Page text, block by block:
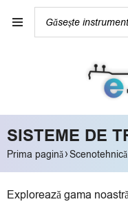
SISTEME DE
Prima pagină›Scenotehnică
Explorează gama